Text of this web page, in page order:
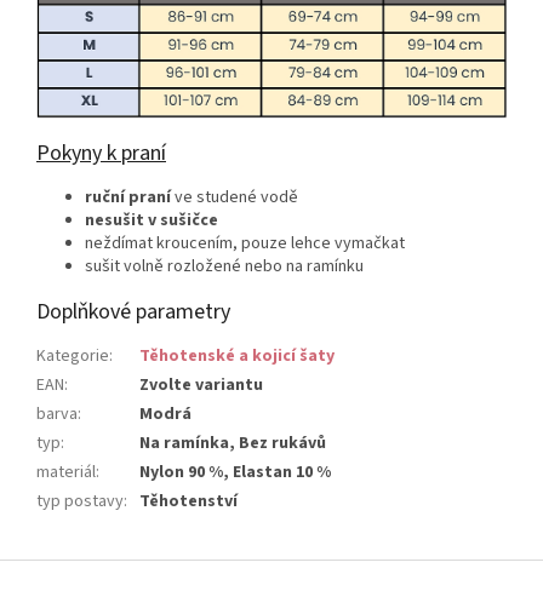
Pokyny k praní
ruční praníve studené vodě
nesušit v sušičce
neždímat kroucením, pouze lehce vymačkat
sušit volně rozložené nebo na ramínku
Doplňkové parametry
Kategorie:
Těhotenské a kojicí šaty
EAN:
Zvolte variantu
barva:
Modrá
typ:
Na ramínka, Bez rukávů
materiál:
Nylon 90 %, Elastan 10 %
typ postavy: Těhotenství
Z